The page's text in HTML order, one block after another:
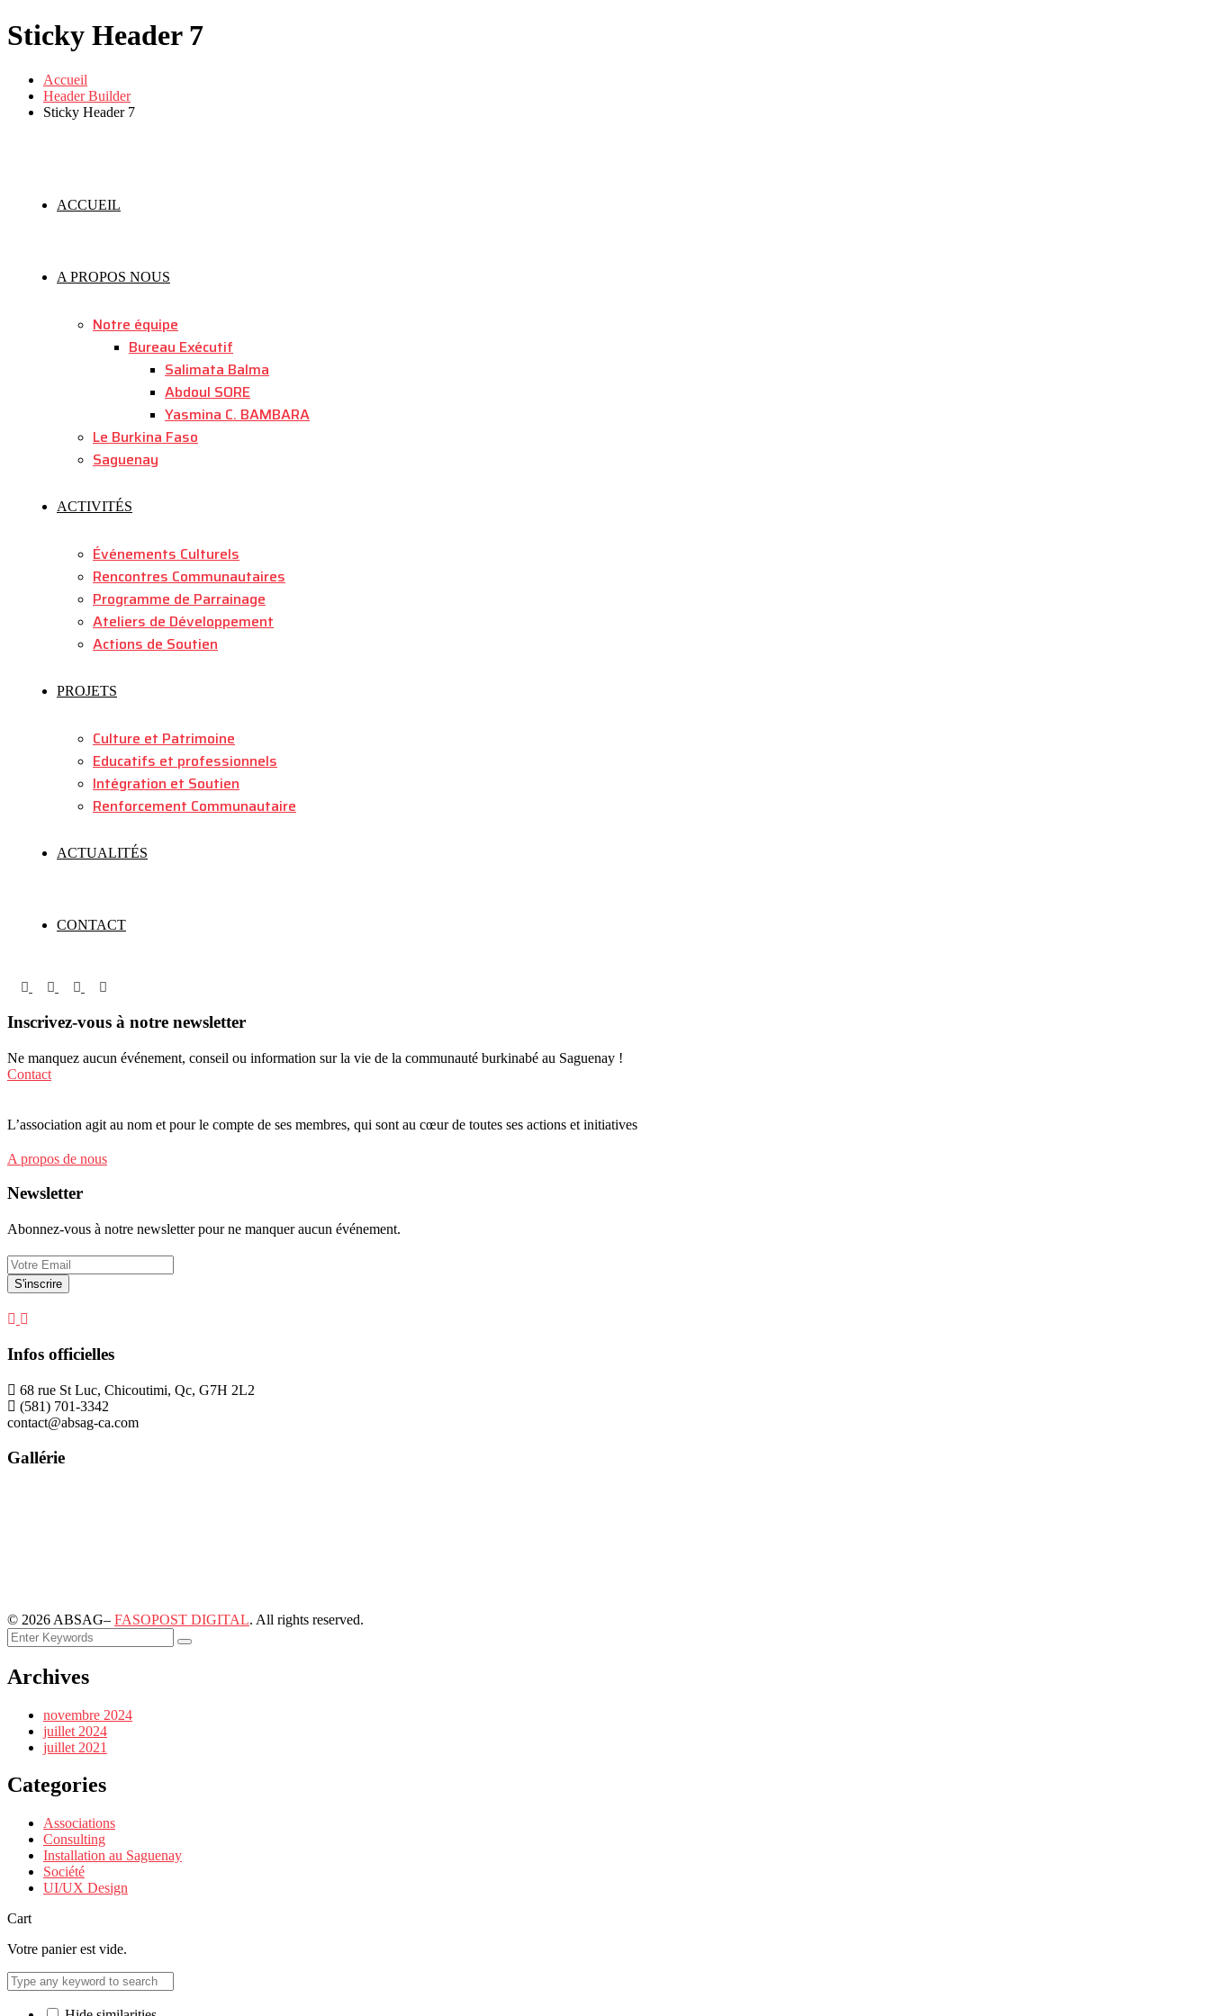
Sticky Header 7
Accueil
Header Builder
Sticky Header 7
ACCUEIL
A PROPOS NOUS
Notre équipe
Bureau Exécutif
Salimata Balma
Abdoul SORE
Yasmina C. BAMBARA
Le Burkina Faso
Saguenay
ACTIVITÉS
Événements Culturels
Rencontres Communautaires
Programme de Parrainage
Ateliers de Développement
Actions de Soutien
PROJETS
Culture et Patrimoine
Educatifs et professionnels
Intégration et Soutien
Renforcement Communautaire
ACTUALITÉS
CONTACT
Inscrivez-vous à notre newsletter
Ne manquez aucun événement, conseil ou information sur la vie de la communauté burkinabé au Saguenay !
Contact
L’association agit au nom et pour le compte de ses membres, qui sont au cœur de toutes ses actions et initiatives
A propos de nous
Newsletter
Abonnez-vous à notre newsletter pour ne manquer aucun événement.
Infos officielles
68 rue St Luc, Chicoutimi, Qc, G7H 2L2
(581) 701-3342
contact@absag-ca.com
Gallérie
© 2026 ABSAG– FASOPOST DIGITAL. All rights reserved.
Archives
novembre 2024
juillet 2024
juillet 2021
Categories
Associations
Consulting
Installation au Saguenay
Société
UI/UX Design
Cart
Votre panier est vide.